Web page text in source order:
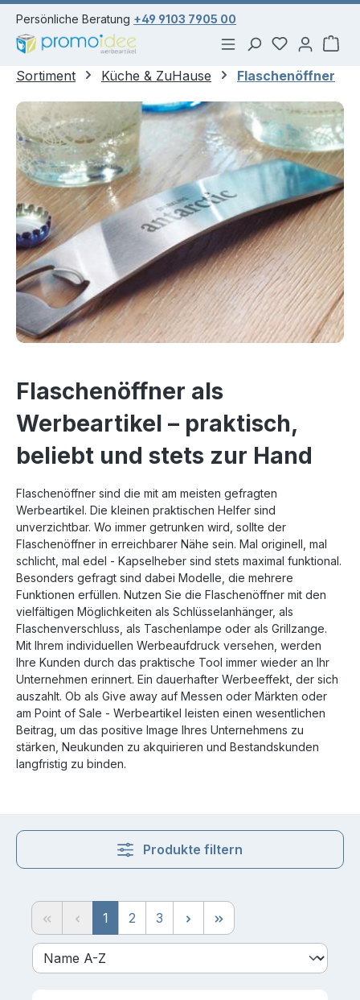
springen
Persönliche Beratung +49 9103 7905 00
Du hast 0
Sortiment Küche & ZuHause Flaschenöffner
Flaschenöffner als
Werbeartikel – praktisch,
beliebt und stets zur Hand
Flaschenöffner sind die mit am meisten gefragten
Werbeartikel. Die kleinen praktischen Helfer sind
unverzichtbar. Wo immer getrunken wird, sollte der
Flaschenöffner in erreichbarer Nähe sein. Mal originell, mal
schlicht, mal edel - Kapselheber sind stets maximal funktional.
Besonders gefragt sind dabei Modelle, die mehrere
Funktionen erfüllen. Nutzen Sie die Flaschenöffner mit den
vielfältigen Möglichkeiten als Schlüsselanhänger, als
Flaschenverschluss, als Taschenlampe oder als Grillzange.
Mit Ihrem individuellen Werbeaufdruck versehen, werden
Ihre Kunden durch das praktische Tool immer wieder an Ihr
Unternehmen erinnert. Ein dauerhafter Werbeeffekt, der sich
auszahlt. Ob als Give away auf Messen oder Märkten oder
am Point of Sale - Werbeartikel leisten einen wesentlichen
Beitrag, um das positive Image Ihres Unternehmens zu
stärken, Neukunden zu akquirieren und Bestandskunden
langfristig zu binden.
Produkte filtern
Seite
1 Seite
2 Seite
3